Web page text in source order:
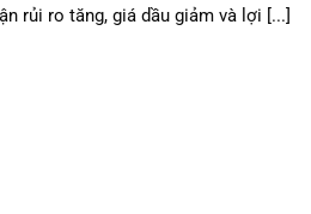
rủi ro tăng, giá dầu giảm và lợi [...]